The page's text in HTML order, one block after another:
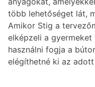
több lehetőséget lát,
Amikor Stig a
elképzeli a
használni fogja a
elégíthetné ki az